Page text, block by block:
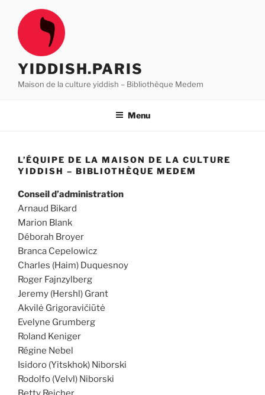
contenu
principal
YIDDISH.PARIS
Maison de la culture yiddish – Bibliothèque Medem
Menu
L’ÉQUIPE DE LA MAISON DE LA CULTURE
YIDDISH – BIBLIOTHÈQUE MEDEM
Conseil d’administration
Arnaud Bikard
Marion Blank
Déborah Broyer
Branca Cepelowicz
Charles (Haim) Duquesnoy
Roger Fajnzylberg
Jeremy (Hershl) Grant
Akvilė Grigoravičiūtė
Evelyne Grumberg
Roland Keniger
Régine Nebel
Isidoro (Yitskhok) Niborski
Rodolfo (Velvl) Niborski